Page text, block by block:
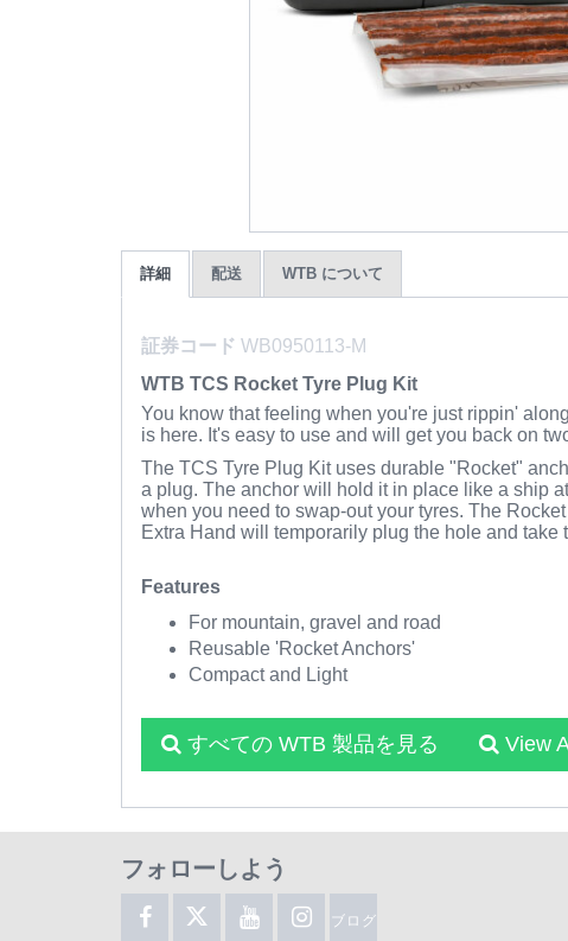
詳細 配送 WTB について
証券コード WB0950113-M
WTB TCS Rocket Tyre Plug Kit
You know that feeling when you're just rippin'
is here. It's easy to use and will get you back on
The TCS Tyre Plug Kit uses durable "Rocket"
a plug. The anchor will hold it in place like a ship
when you need to swap-out your tyres. The
Extra Hand will temporarily plug the hole and
Features
For mountain, gravel and road
Reusable 'Rocket Anchors'
Compact and Light
すべての WTB 製品を見る View
フォローしよう
ブログ